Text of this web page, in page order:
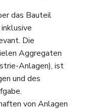
das Bauteil
Die
Aggregaten
Anlagen), ist
und des
von Anlagen